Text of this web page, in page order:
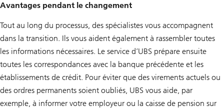
Avantages pendant le changement
Tout au long du processus, des spécialistes vous accompagnent
dans la transition. Ils vous aident également à rassembler toutes
les informations nécessaires. Le service d’UBS prépare ensuite
toutes les correspondances avec la banque précédente et les
établissements de crédit. Pour éviter que des virements actuels ou
des ordres permanents soient oubliés, UBS vous aide, par
exemple, à informer votre employeur ou la caisse de pension sur